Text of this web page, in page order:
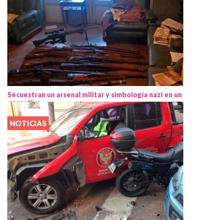
Secuestran un arsenal militar y simbología nazi en un
operativo
NOTICIAS